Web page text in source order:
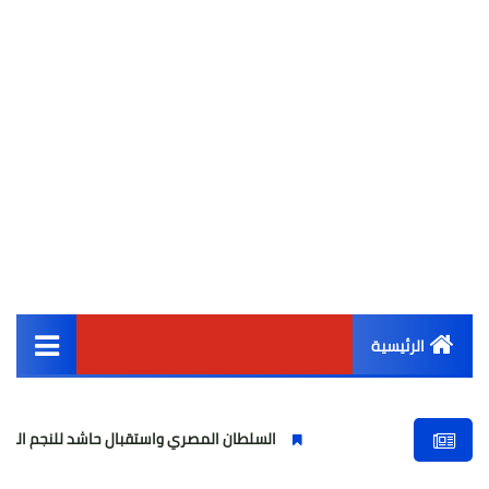
الرئيسية
أخبار مصر
السلطان المصري واستقبال حاشد للنجم المصري